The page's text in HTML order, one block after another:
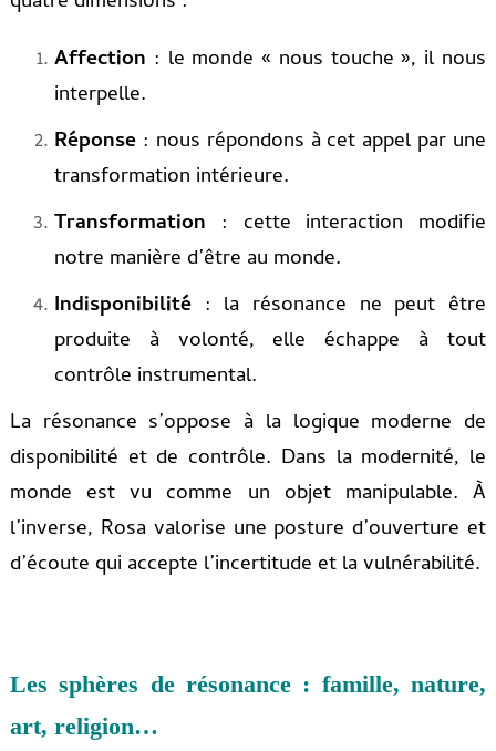
Affection : le monde « nous touche », il nous
interpelle.
Réponse: nous répondons à cet appel par une
transformation intérieure.
Transformation : cette interaction modifie
notre manière d’être au monde.
Indisponibilité: la résonance ne peut être
produite à volonté, elle échappe à tout
contrôle instrumental.
La résonance s’oppose à la logique moderne de
disponibilité et de contrôle. Dans la modernité, le
monde est vu comme un objet manipulable. À
l’inverse, Rosa valorise une posture d’ouverture et
d’écoute qui accepte l’incertitude et la vulnérabilité.
Les sphères de résonance : famille, nature,
art, religion…